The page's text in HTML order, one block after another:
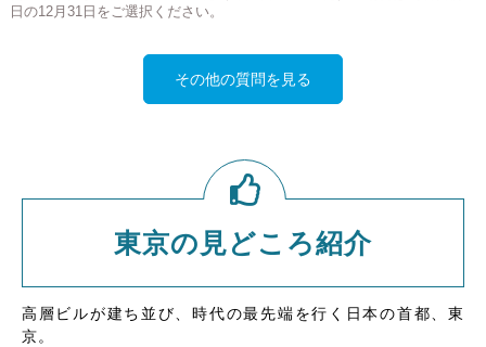
日の12月31日をご選択ください。
その他の質問を見る
東京の見どころ紹介
高層ビルが建ち並び、時代の最先端を行く日本の首都、東
京。